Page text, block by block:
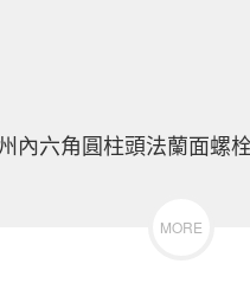
MORE